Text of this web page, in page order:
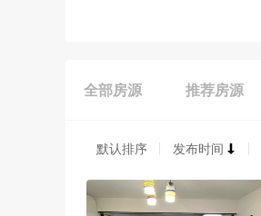
全部房源 推荐房源
默认排序 发布时间